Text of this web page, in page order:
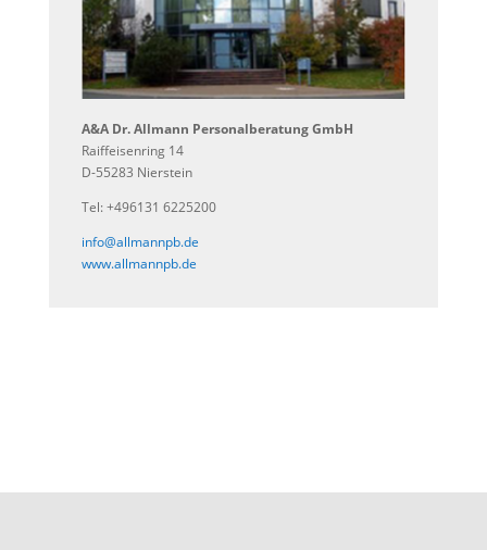
A&A Dr. Allmann Personalberatung GmbH
Raiffeisenring 14
D-55283 Nierstein
Tel: +496131 6225200
info@allmannpb.de
www.allmannpb.de